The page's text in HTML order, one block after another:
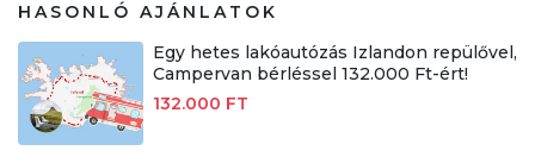
HASONLÓ AJÁNLATOK
Egy hetes lakóautózás Izlandon repülővel,
Campervan bérléssel 132.000 Ft-ért!
132.000 FT